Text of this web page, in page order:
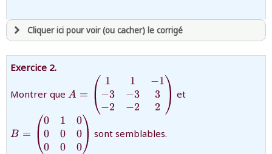
Cliquer ici pour voir (ou cacher) le corrigé
avoir une souscription active sur mathprepa
connecté au site
revenir à
la page d'accueil
ou tester la page d'extraits libres
ou consulter le plan du site
Exercice 2.
Montrer que
{A=\begin{pmatrix}1&1&-1\cr-
3&-3&3\cr
-2&-2&2\end{pmatrix}}
A =
1
−3
−2
1
−3
−2
−1
3
2
et
B =
0
0
0
1
0
0
0
0
0
sont semblables.